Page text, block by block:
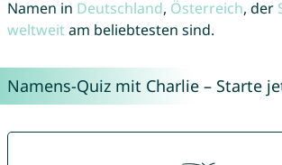
Namen in Deutschland, Österreich, der
weltweitam beliebtesten sind.
Namens-Quiz mit Charlie – Starte